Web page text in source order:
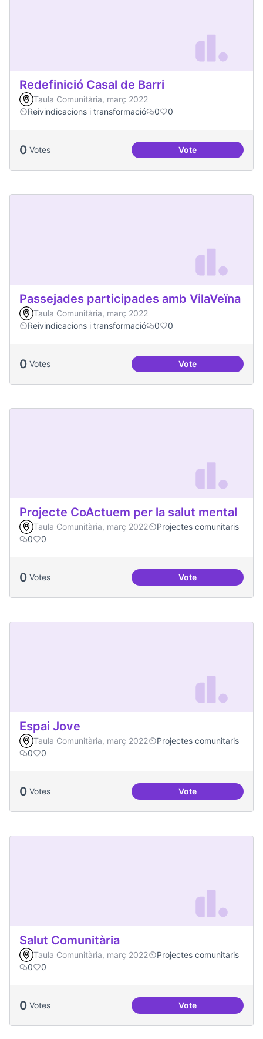
Redefinició Casal de Barri
Taula Comunitària, març 2022
Reivindicacions i transformació
0 0
0 Votes VoteRedefinició Casal
Passejades participades amb VilaVeïna
Taula Comunitària, març 2022
Reivindicacions i transformació
0 0
0 Votes VotePassejades
Projecte CoActuem per la salut mental
Taula Comunitària, març 2022
Projectes comunitaris
0
0
0 Votes VoteProjecte
Espai Jove
Taula Comunitària, març 2022
Projectes comunitaris
0
0
0 Votes VoteEspai Jove
Salut Comunitària
Taula Comunitària, març 2022
Projectes comunitaris
0
0
0 Votes VoteSalut Comunitària